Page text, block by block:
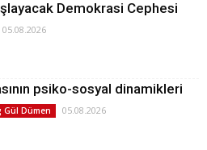
Demokrasi Cephesi
05.08.2026
psiko-sosyal dinamikleri
Gül Dümen 05.08.2026